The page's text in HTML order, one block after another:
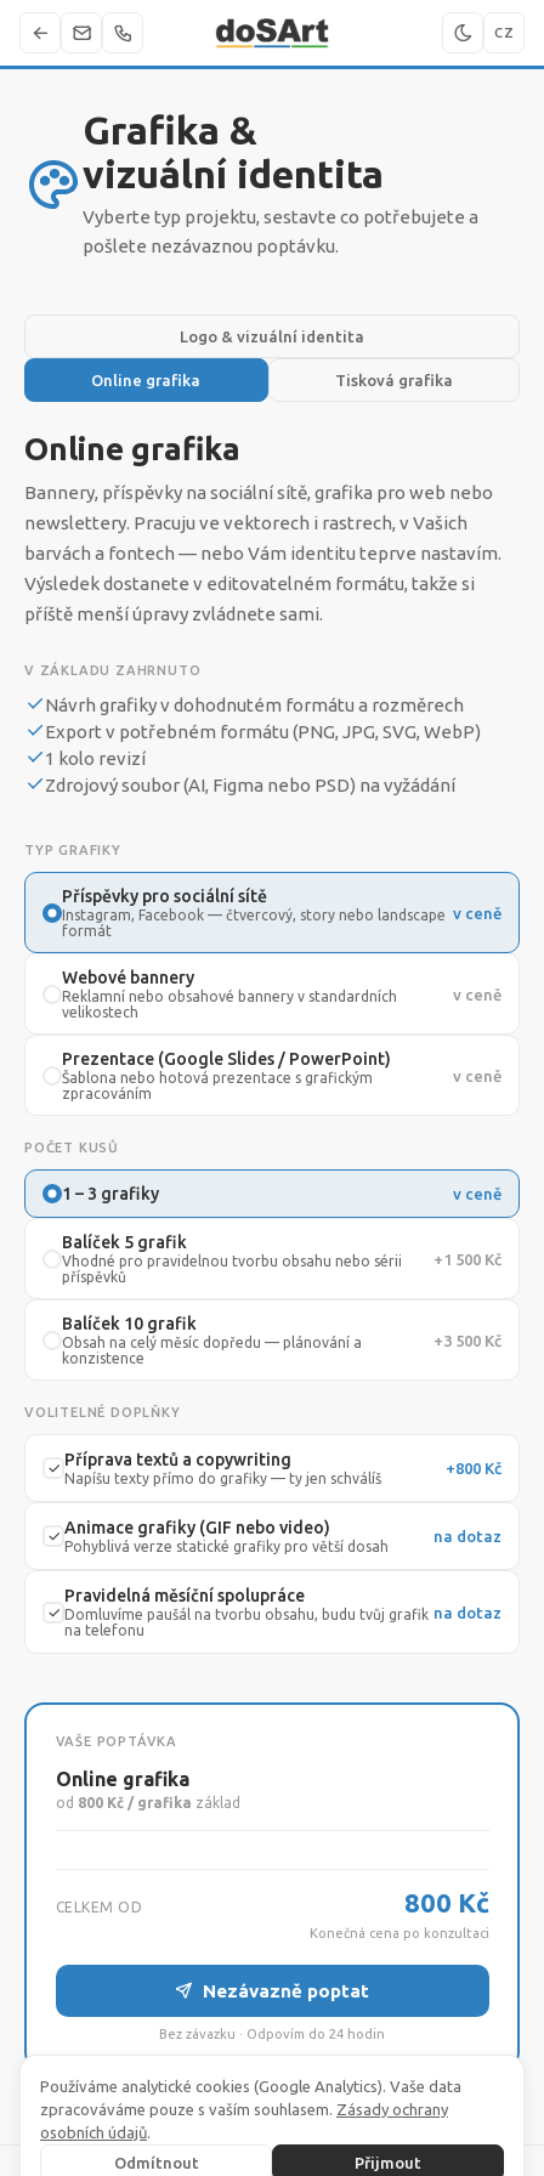
CZ
Grafika &
vizuální identita
Vyberte typ projektu, sestavte co potřebujete a
pošlete nezávaznou poptávku.
Logo & vizuální identita
Online grafika Tisková grafika
Online grafika
Bannery, příspěvky na sociální sítě, grafika pro web nebo
newslettery. Pracuju ve vektorech i rastrech, v Vašich
barvách a fontech — nebo Vám identitu teprve nastavím.
Výsledek dostanete v editovatelném formátu, takže si
příště menší úpravy zvládnete sami.
V ZÁKLADU ZAHRNUTO
Návrh grafiky v dohodnutém formátu a rozměrech
Export v potřebném formátu (PNG, JPG, SVG, WebP)
1 kolo revizí
Zdrojový soubor (AI, Figma nebo PSD) na vyžádání
TYP GRAFIKY
Příspěvky pro sociální sítě
Instagram, Facebook — čtvercový, story nebo landscape
formát
v ceně
Webové bannery
Reklamní nebo obsahové bannery v standardních
velikostech
v ceně
Prezentace (Google Slides / PowerPoint)
Šablona nebo hotová prezentace s grafickým
zpracováním
v ceně
POČET KUSŮ
1 – 3 grafiky v ceně
Balíček 5 grafik
Vhodné pro pravidelnou tvorbu obsahu nebo sérii
příspěvků
+1 500 Kč
Balíček 10 grafik
Obsah na celý měsíc dopředu — plánování a
konzistence
+3 500 Kč
VOLITELNÉ DOPLŇKY
Příprava textů a copywriting
Napíšu texty přímo do grafiky — ty jen schválíš
+800 Kč
Animace grafiky (GIF nebo video)
Pohyblivá verze statické grafiky pro větší dosah
na dotaz
Pravidelná měsíční spolupráce
Domluvíme paušál na tvorbu obsahu, budu tvůj grafik
na telefonu
na dotaz
VAŠE POPTÁVKA
Online grafika
od 800 Kč / grafika základ
CELKEM OD 800 Kč
Konečná cena po konzultaci
Nezávazně poptat
Bez závazku · Odpovím do 24 hodin
Používáme analytické cookies (Google Analytics). Vaše data
zpracováváme pouze s vaším souhlasem. Zásady ochrany
osobních údajů.
Odmítnout
Přijmout